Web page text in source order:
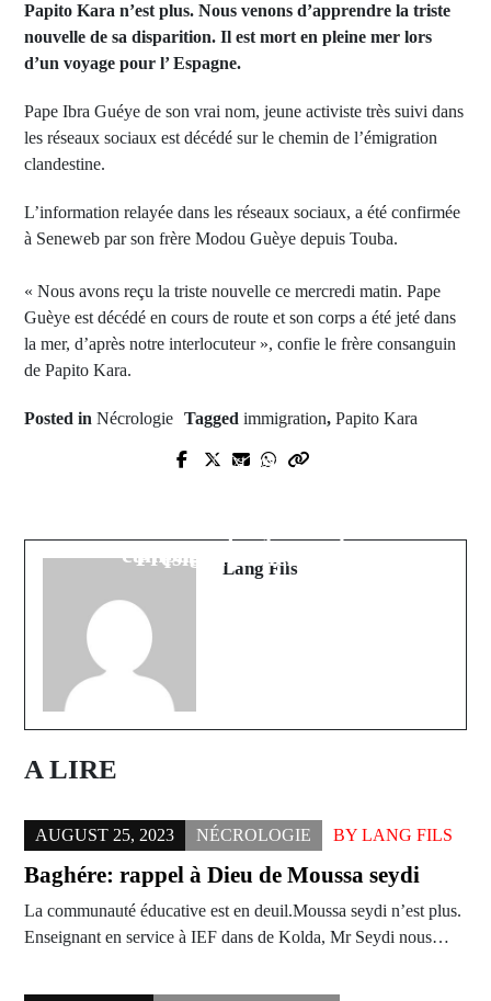
Papito Kara n’est plus. Nous venons d’apprendre la triste
nouvelle de sa disparition. Il est mort en pleine mer lors
d’un voyage pour l’ Espagne.
Pape Ibra Guéye de son vrai nom, jeune activiste très suivi dans
les réseaux sociaux est décédé sur le chemin de l’émigration
clandestine.
L’information relayée dans les réseaux sociaux, a été confirmée
à Seneweb par son frère Modou Guèye depuis Touba.
« Nous avons reçu la triste nouvelle ce mercredi matin. Pape
Guèye est décédé en cours de route et son corps a été jeté dans
la mer, d’après notre interlocuteur », confie le frère consanguin
de Papito Kara.
Posted in Nécrologie Tagged immigration, Papito Kara
Equipe nationale de football des
Président Macky Sall
Next Post
campagne présidentielle
Lang Fils
A LIRE
AUGUST 25, 2023 NÉCROLOGIE BY LANG FILS
Baghére: rappel à Dieu de Moussa seydi
La communauté éducative est en deuil.Moussa seydi n’est plus.
Enseignant en service à IEF dans de Kolda, Mr Seydi nous…